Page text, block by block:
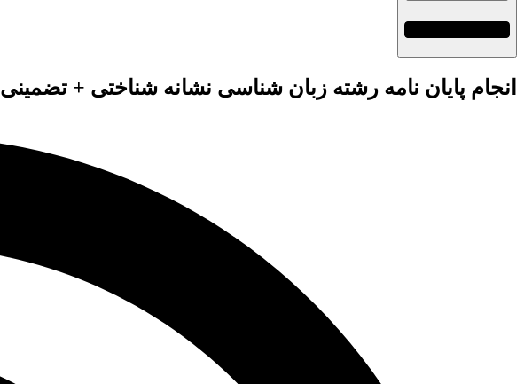
انجام پایان نامه رشته زبان شناسی نشانه شناختی + تضمینی